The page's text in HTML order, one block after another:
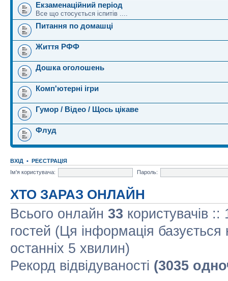
Екзаменаційний період
Все що стосується іспитів ....
Питання по домашці
Життя РФФ
Дошка оголошень
Комп'ютерні ігри
Гумор / Відео / Щось цікаве
Флуд
ВХІД • РЕЄСТРАЦІЯ
Ім'я користувача:
Пароль:
ХТО ЗАРАЗ ОНЛАЙН
Всього онлайн 33 користувачів
гостей (Ця інформація базується
останніх 5 хвилин)
Рекорд відвідуваності (3035